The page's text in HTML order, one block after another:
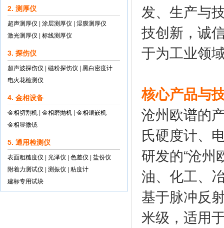
2. 测厚仪
超声测厚仪 涂层测厚仪
湿膜测厚仪
激光测厚仪
标线测厚仪
3. 探伤仪
超声波探伤仪 磁粉探伤仪
黑白密度计
电火花检测仪
4. 金相设备
金相切割机 金相磨抛机
金相镶嵌机
金相显微镜
5. 通用检测仪
表面粗糙度仪 光泽仪 色差仪
盐份仪
附着力测试仪
测振仪
粘度计
建标专用试块
发、生产与
技创新，诚
于为工业领
核心产品与
沧州欧谱的
氏硬度计、
研发的“沧州
油、化工、
基于脉冲反
米级，适用